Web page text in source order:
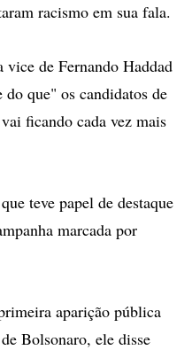
racismo em sua fala.
de Fernando Haddad
que" os candidatos de
ficando cada vez mais
teve papel de destaque
marcada por
aparição pública
Bolsonaro, ele disse